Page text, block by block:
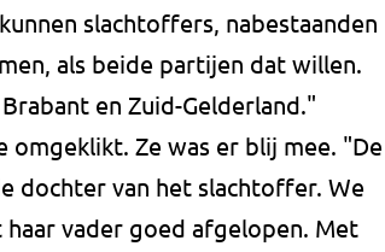
slachtoffers, nabestaanden
als beide partijen dat willen.
en Zuid-Gelderland."
omgeklikt. Ze was er blij mee. "De
dochter van het slachtoffer. We
vader goed afgelopen. Met